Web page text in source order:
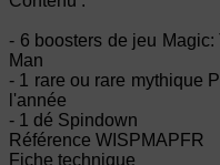
- 6 boosters de jeu
Man
- 1 rare ou rare mythique
l'année
- 1 dé Spindown
Référence WISPMAPFR
Fiche technique